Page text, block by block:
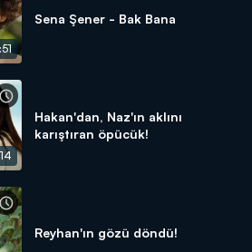
Sena Şener - Bak Bana
Hakan'dan, Naz'ın aklını
karıştıran öpücük!
Reyhan'ın gözü döndü!